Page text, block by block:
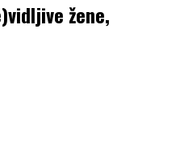
žene,